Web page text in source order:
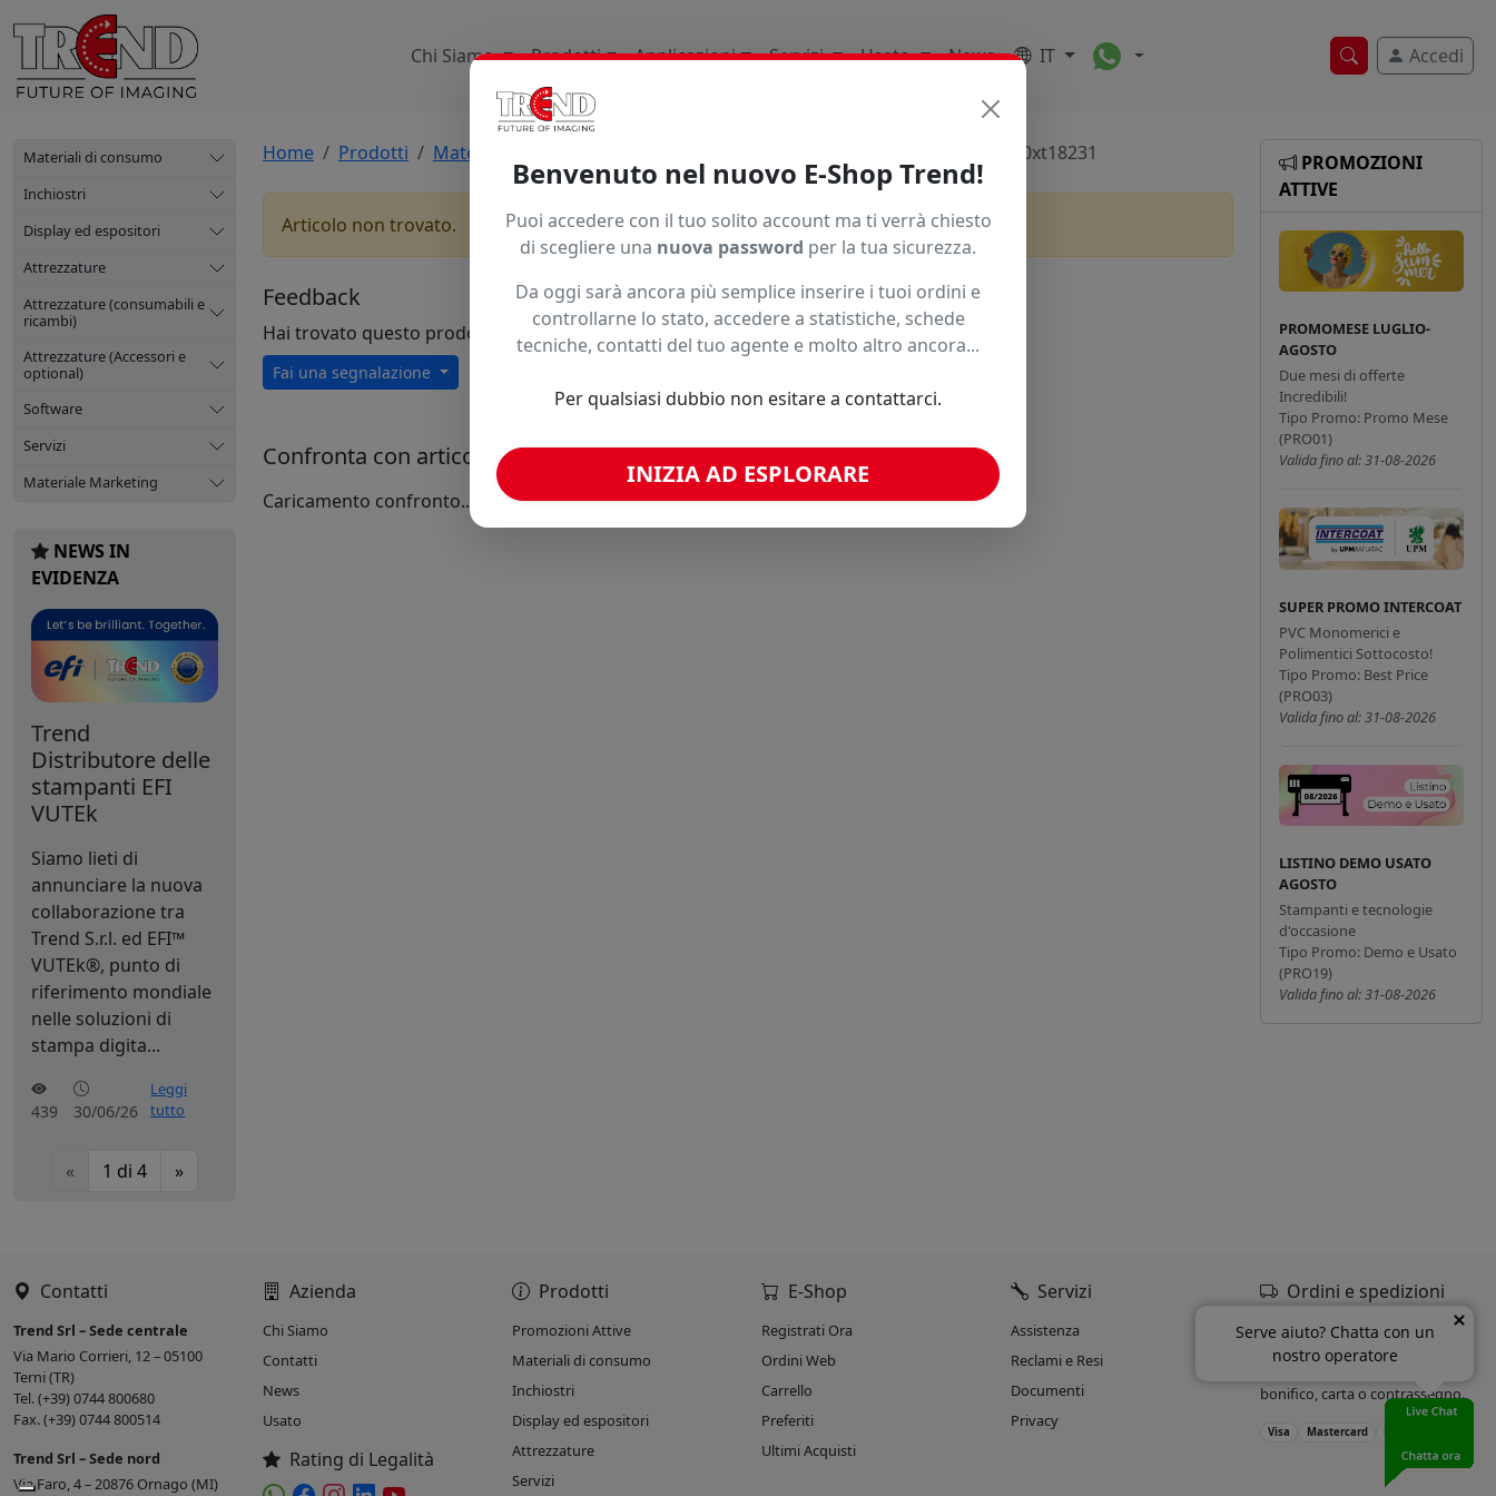
Ricerca veloce
Accedi
Chi Siamo Prodotti Applicazioni Servizi Usato News IT Toggle Dropdown
Materiali di consumo
Inchiostri
Display ed espositori
Attrezzature
Attrezzature (consumabili e
ricambi)
Attrezzature (Accessori e
optional)
Software
Servizi
Materiale Marketing
NEWS IN
EVIDENZA
Trend
Distributore delle
stampanti EFI
VUTEk
Siamo lieti di
annunciare la nuova
collaborazione tra
Trend S.r.l. ed EFI™
VUTEk®, punto di
riferimento mondiale
nelle soluzioni di
stampa digita...
439 30/06/26
Leggi
tutto
« 1 di 4 »
Home Prodotti Materiali Di Consumo Slv20xt18231
Articolo non trovato.
Feedback
Hai trovato questo prodotto ad un prezzo più basso?
Fai una segnalazione
Confronta con articoli simili
Caricamento confronto...
PROMOZIONI
ATTIVE
PROMOMESE LUGLIO-
AGOSTO
Due mesi di offerte
Incredibili!
Tipo Promo: Promo Mese
(PRO01)
Valida fino al: 31-08-2026
SUPER PROMO INTERCOAT
PVC Monomerici e
Polimentici Sottocosto!
Tipo Promo: Best Price
(PRO03)
Valida fino al: 31-08-2026
LISTINO DEMO USATO
AGOSTO
Stampanti e tecnologie
d'occasione
Tipo Promo: Demo e Usato
(PRO19)
Valida fino al: 31-08-2026
Contatti
Trend Srl – Sede centrale
Via Mario Corrieri, 12 – 05100
Terni (TR)
Tel. (+39) 0744 800680
Fax. (+39) 0744 800514
Trend Srl – Sede nord
Via Faro, 4 – 20876 Ornago (MI)
Azienda
Chi Siamo
Contatti
News
Usato
Rating di Legalità
Prodotti
Promozioni Attive
Materiali di consumo
Inchiostri
Display ed espositori
Attrezzature
Servizi
E-Shop
Registrati Ora
Ordini Web
Carrello
Preferiti
Ultimi Acquisti
Servizi
Assistenza
Reclami e Resi
Documenti
Privacy
Ordini e spedizioni
Oltre il 90% delle spedizioni
entro 24h dall’ordine.
bonifico, carta o contrassegno.
Visa Mastercard
Benvenuto nel nuovo E-Shop Trend!
Puoi accedere con il tuo solito account ma ti verrà chiesto
di scegliere una nuova password per la tua sicurezza.
Da oggi sarà ancora più semplice inserire i tuoi ordini e
controllarne lo stato, accedere a statistiche, schede
tecniche, contatti del tuo agente e molto altro ancora...
Per qualsiasi dubbio non esitare a contattarci.
INIZIA AD ESPLORARE
Serve aiuto? Chatta con un
nostro operatore